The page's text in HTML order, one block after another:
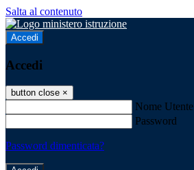
Salta al contenuto
Accedi
Accedi
button close ×
Nome Utente
Password
Password dimenticata?